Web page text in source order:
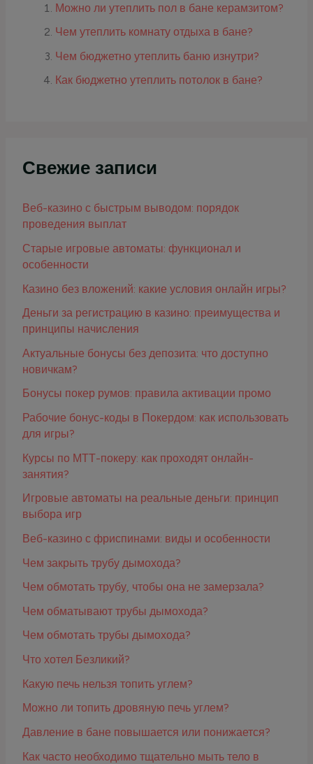
Можно ли утеплить пол в бане керамзитом?
Чем утеплить комнату отдыха в бане?
Чем бюджетно утеплить баню изнутри?
Как бюджетно утеплить потолок в бане?
Свежие записи
Веб-казино с быстрым выводом: порядок
проведения выплат
Старые игровые автоматы: функционал и
особенности
Казино без вложений: какие условия онлайн игры?
Деньги за регистрацию в казино: преимущества и
принципы начисления
Актуальные бонусы без депозита: что доступно
новичкам?
Бонусы покер румов: правила активации промо
Рабочие бонус-коды в Покердом: как использовать
для игры?
Курсы по МТТ-покеру: как проходят онлайн-
занятия?
Игровые автоматы на реальные деньги: принцип
выбора игр
Веб-казино с фриспинами: виды и особенности
Чем закрыть трубу дымохода?
Чем обмотать трубу, чтобы она не замерзала?
Чем обматывают трубы дымохода?
Чем обмотать трубы дымохода?
Что хотел Безликий?
Какую печь нельзя топить углем?
Можно ли топить дровяную печь углем?
Давление в бане повышается или понижается?
Как часто необходимо тщательно мыть тело в